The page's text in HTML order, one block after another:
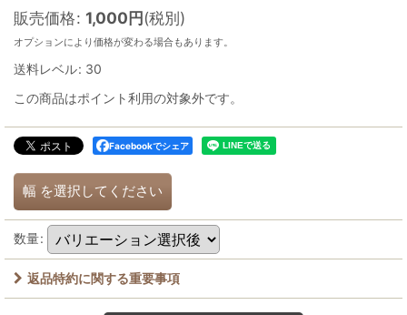
販売価格: 1,000円(税別)
オプションにより価格が変わる場合もあります。
送料レベル: 30
この商品はポイント利用の対象外です。
Facebookでシェア
幅 を選択してください
数量:
返品特約に関する重要事項